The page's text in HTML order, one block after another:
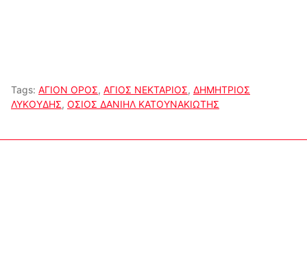
Tags: ΑΓΙΟΝ ΟΡΟΣ, ΑΓΙΟΣ ΝΕΚΤΑΡΙΟΣ, ΔΗΜΗΤΡΙΟΣ
ΛΥΚΟΥΔΗΣ, ΟΣΙΟΣ ΔΑΝΙΗΛ ΚΑΤΟΥΝΑΚΙΩΤΗΣ